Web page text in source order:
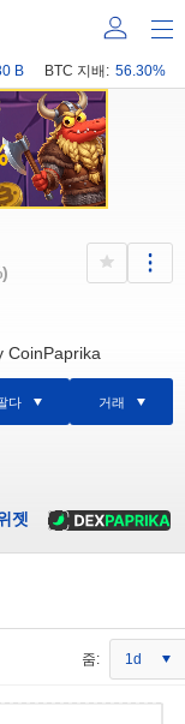
B BTC 지배: 56.30%
CoinPaprika
다 거래
젯
줌: 1d